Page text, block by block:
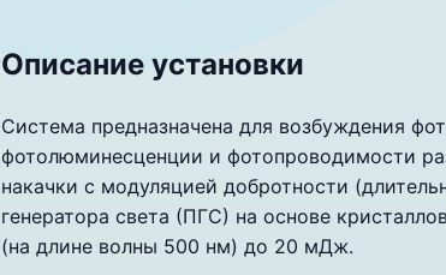
Описание установки
Система предназначена для возбуждения
фотолюминесценции и фотопроводимости
накачки с модуляцией добротности
генератора света (ПГС) на основе
(на длине волны 500 нм) до 20 мДж.